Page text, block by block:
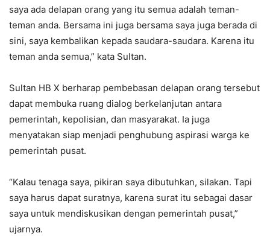
saya ada delapan orang yang itu semua adalah teman-
teman anda. Bersama ini juga bersama saya juga berada di
sini, saya kembalikan kepada saudara-saudara. Karena itu
teman anda semua,” kata Sultan.
Sultan HB X berharap pembebasan delapan orang tersebut
dapat membuka ruang dialog berkelanjutan antara
pemerintah, kepolisian, dan masyarakat. Ia juga
menyatakan siap menjadi penghubung aspirasi warga ke
pemerintah pusat.
“Kalau tenaga saya, pikiran saya dibutuhkan, silakan. Tapi
saya harus dapat suratnya, karena surat itu sebagai dasar
saya untuk mendiskusikan dengan pemerintah pusat,”
ujarnya.